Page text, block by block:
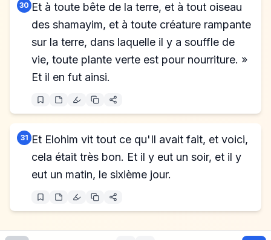
30 Et à toute bête de la terre, et à tout oiseau
des shamayim, et à toute créature rampante
sur la terre, dans laquelle il y a souffle de
vie, toute plante verte est pour nourriture. »
Et il en fut ainsi.
31 Et Elohim vit tout ce qu'Il avait fait, et voici,
cela était très bon. Et il y eut un soir, et il y
eut un matin, le sixième jour.